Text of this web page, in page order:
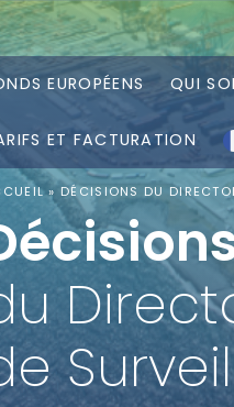
EUROPÉENS QUI
ET FACTURATION
»DÉCISIONS DU